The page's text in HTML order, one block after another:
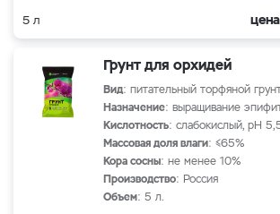
5 л
Грунт для орхидей
Вид: питательный торфяной
Назначение: выращивание
Кислотность: слабокислый, рН
Массовая доля влаги: ≤65%
Кора сосны: не менее 10%
Производство: Россия
Объем: 5 л.